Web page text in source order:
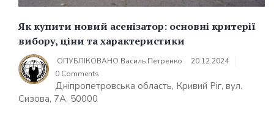
Як купити новий асенізатор: основні критерії
вибору, ціни та характеристики
ОПУБЛІКОВАНО Василь Петренко
20.12.2024
0 Comments
Дніпропетровська область, Кривий Ріг, вул.
Сизова, 7А, 50000